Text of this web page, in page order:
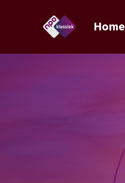
Home